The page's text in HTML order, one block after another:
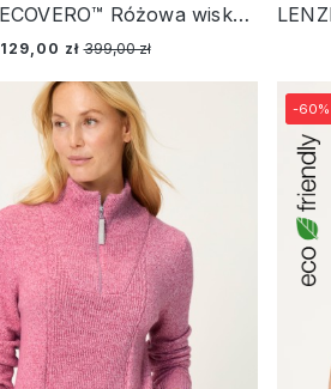
LENZING™ ECOVERO™ Różowa wiskozowa koszula damska o kroju tuniki w kwiaty – Back in Bloom
129,00 zł 399,00 zł
-60%